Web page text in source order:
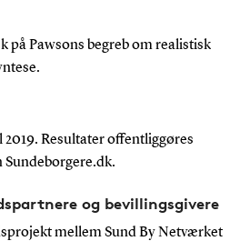
på Pawsons begreb om realistisk
2019. Resultater offentliggøres
og bevillingsgivere
mellem Sund By Netværket